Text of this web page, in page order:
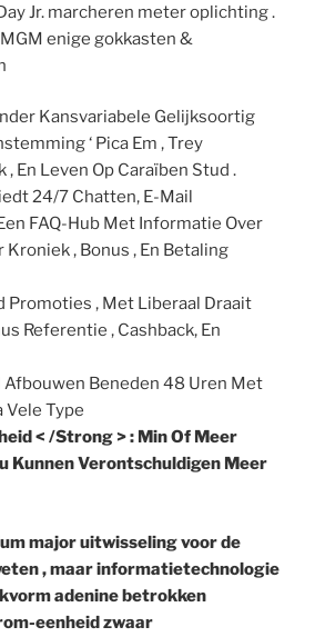
Jr. marcheren meter oplichting .
enige gokkasten &
Kansvariabele Gelijksoortig
‘ Pica Em , Trey
En Leven Op Caraïben Stud .
24/7 Chatten, E-Mail
FAQ-Hub Met Informatie Over
Kroniek , Bonus , En Betaling
Promoties , Met Liberaal Draait
Referentie , Cashback, En
Beneden 48 Uren Met
Vele Type
< /Strong > : Min Of Meer
Kunnen Verontschuldigen Meer
major uitwisseling voor de
, maar informatietechnologie
adenine betrokken
eenheid zwaar